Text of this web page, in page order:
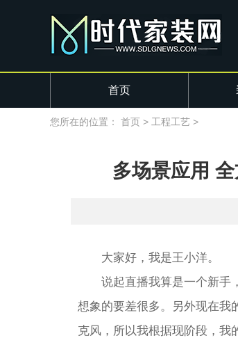
首页
您所在的位置： 首页 > 工程工艺 >
多场景应用
大家好，我是王小洋。
说起直播我算是一个新手
想象的要差很多。另外现在我
克风，所以我根据现阶段，